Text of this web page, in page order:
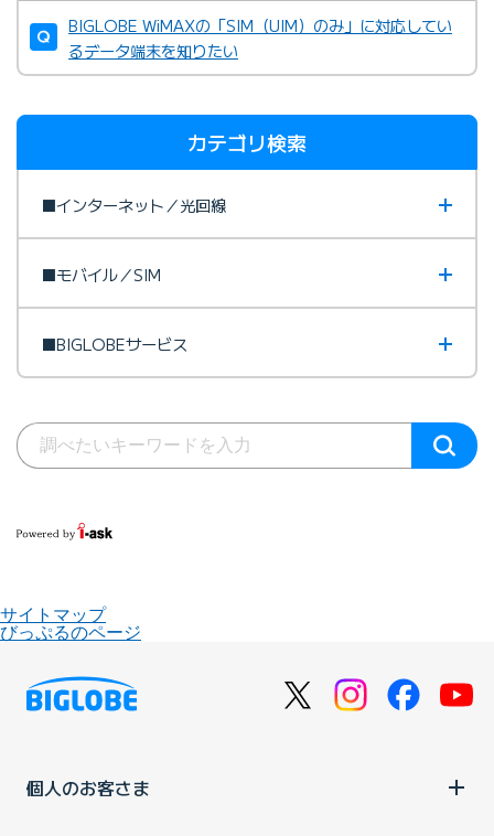
BIGLOBE WiMAXの「SIM（UIM）のみ」に対応してい
るデータ端末を知りたい
カテゴリ検索
■インターネット／光回線
■モバイル／SIM
■BIGLOBEサービス
サイトマップ
びっぷるのページ
個人のお客さま